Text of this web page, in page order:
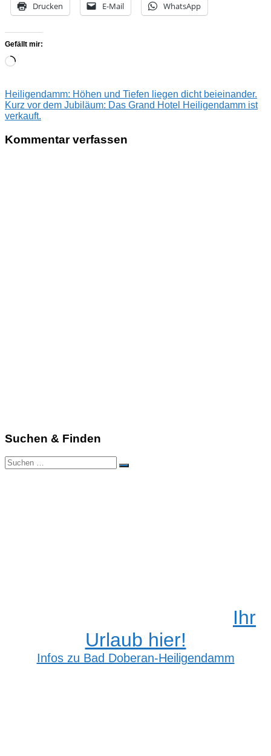
Drucken E-Mail WhatsApp
Gefällt mir:
Wird
Beitragsnavigation
Vorheriger
Beitrag:
Heiligendamm: Höhen und Tiefen liegen dicht beieinander.
Nächster
Beitrag:
Kurz vor dem Jubiläum: Das Grand Hotel Heiligendamm ist
verkauft.
Kommentar verfassen
Suchen & Finden
Suchen
nach:
Suchen
Ihr
Urlaub hier!
Infos zu Bad Doberan-Heiligendamm